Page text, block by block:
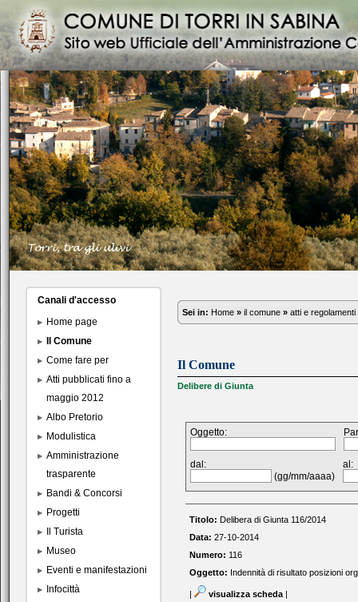
Canali d'accesso
Home page
Il Comune
Come fare per
Atti pubblicati fino a
maggio 2012
Albo Pretorio
Modulistica
Amministrazione
trasparente
Bandi & Concorsi
Progetti
Il Turista
Museo
Eventi e manifestazioni
Infocittà
Sei in: Home » il comune » atti e regolamenti
Il Comune
Delibere di Giunta
Oggetto:
dal:
(gg/mm/aaaa)
al:
Titolo: Delibera di Giunta 116/2014
Data: 27-10-2014
Numero: 116
Oggetto: Indennità di risultato posizioni
| visualizza scheda |